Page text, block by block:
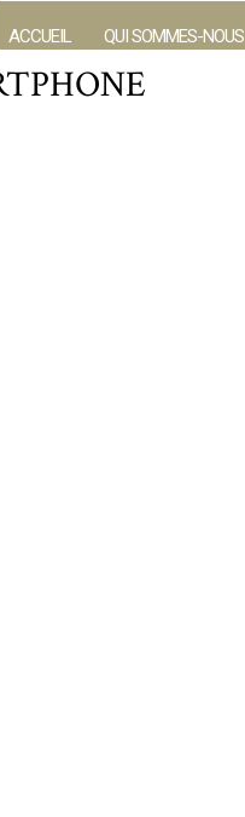
ACCUEIL QUI SOMMES-NOUS